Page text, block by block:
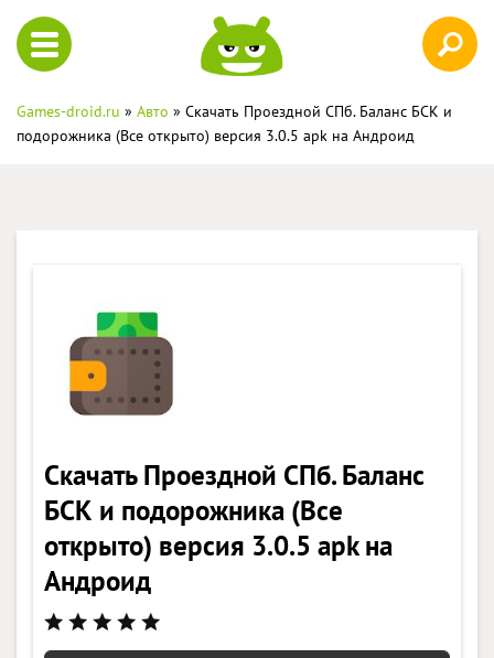
Games-droid.ru » Авто » Скачать Проездной СПб. Баланс БСК и
подорожника (Все открыто) версия 3.0.5 apk на Андроид
Скачать Проездной СПб. Баланс
БСК и подорожника (Все
открыто) версия 3.0.5 apk на
Андроид